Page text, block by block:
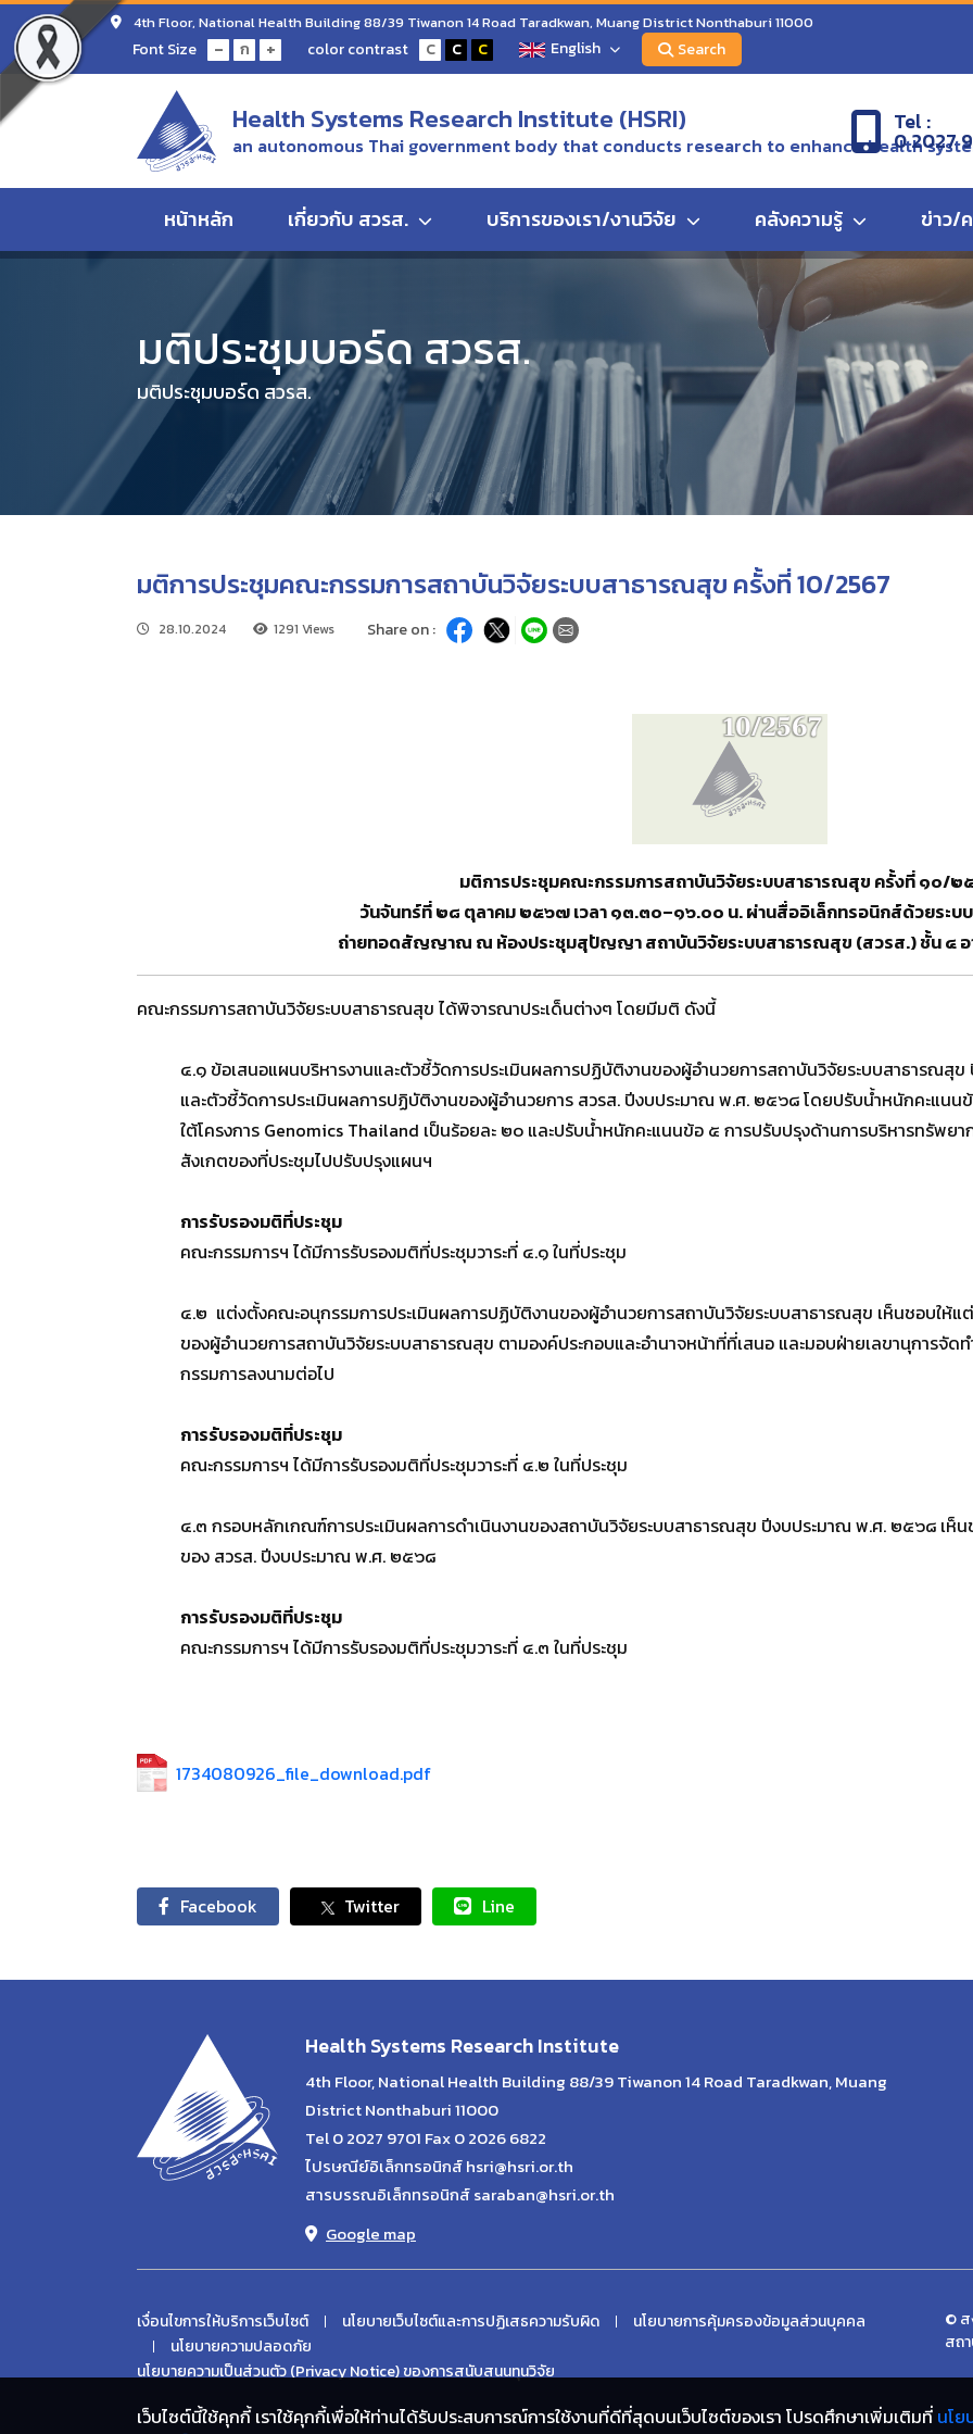
4th Floor, National Health Building 88/39 Tiwanon 14 Road Taradkwan, Muang District Nonthaburi 11000
Font Size - ก + color contrast C C C English Search
Health Systems Research Institute (HSRI)
an autonomous Thai government body that conducts research to enhance health
Tel :
0 2027
หน้าหลัก เกี่ยวกับ สวรส. บริการของเรา/งานวิจัย คลังความรู้ ข่าว/
มติประชุมบอร์ด สวรส.
มติประชุมบอร์ด สวรส.
มติการประชุมคณะกรรมการสถาบันวิจัยระบบสาธารณสุข ครั้งที่ 10/2567
28.10.2024 1291 Views Share on :
มติการประชุมคณะกรรมการสถาบันวิจัยระบบสาธารณสุข ครั้งที่ ๑๐/
วันจันทร์ที่ ๒๘ ตุลาคม ๒๕๖๗ เวลา ๑๓.๓๐–๑๖.๐๐ น. ผ่านสื่ออิเล็กทรอนิกส์ด้วยระบ
ถ่ายทอดสัญญาณ ณ ห้องประชุมสุปัญญา สถาบันวิจัยระบบสาธารณสุข (สวรส.) ชั้น ๔ อ
คณะกรรมการสถาบันวิจัยระบบสาธารณสุข ได้พิจารณาประเด็นต่างๆ โดยมีมติ ดังนี้
๔.๑ ข้อเสนอแผนบริหารงานและตัวชี้วัดการประเมินผลการปฏิบัติงานของผู้อำนวยการสถาบันวิจัยระบบสาธารณ
และตัวชี้วัดการประเมินผลการปฏิบัติงานของผู้อำนวยการ สวรส. ปีงบประมาณ พ.ศ. ๒๕๖๘ โดยปรับน้ำหนักคะแนน
ใต้โครงการ Genomics Thailand เป็นร้อยละ ๒๐ และปรับน้ำหนักคะแนนข้อ ๕ การปรับปรุงด้านการบริหารทรัพย
สังเกตของที่ประชุมไปปรับปรุงแผนฯ
การรับรองมติที่ประชุม
คณะกรรมการฯ ได้มีการรับรองมติที่ประชุมวาระที่ ๔.๑ ในที่ประชุม
๔.๒ แต่งตั้งคณะอนุกรรมการประเมินผลการปฏิบัติงานของผู้อำนวยการสถาบันวิจัยระบบสาธารณสุข เห็นชอบให้
ของผู้อำนวยการสถาบันวิจัยระบบสาธารณสุข ตามองค์ประกอบและอำนาจหน้าที่ที่เสนอ และมอบฝ่ายเลขานุการจัด
กรรมการลงนามต่อไป
การรับรองมติที่ประชุม
คณะกรรมการฯ ได้มีการรับรองมติที่ประชุมวาระที่ ๔.๒ ในที่ประชุม
๔.๓ กรอบหลักเกณฑ์การประเมินผลการดำเนินงานของสถาบันวิจัยระบบสาธารณสุข ปีงบประมาณ พ.ศ. ๒๕๖๘ เห็
ของ สวรส. ปีงบประมาณ พ.ศ. ๒๕๖๘
การรับรองมติที่ประชุม
คณะกรรมการฯ ได้มีการรับรองมติที่ประชุมวาระที่ ๔.๓ ในที่ประชุม
1734080926_file_download.pdf
Facebook Twitter Line
Health Systems Research Institute
4th Floor, National Health Building 88/39 Tiwanon 14 Road Taradkwan, Muang
District Nonthaburi 11000
Tel 0 2027 9701 Fax 0 2026 6822
ไปรษณีย์อิเล็กทรอนิกส์ hsri@hsri.or.th
สารบรรณอิเล็กทรอนิกส์ saraban@hsri.or.th
Google map
เงื่อนไขการให้บริการเว็บไซต์ นโยบายเว็บไซต์และการปฏิเสธความรับผิด
นโยบายการคุ้มครองข้อมูลส่วนบุคคล
นโยบายความปลอดภัย
นโยบายความเป็นส่วนตัว (Privacy Notice) ของการสนับสนนทุนวิจัย
© ส
สถ
เว็บไซต์นี้ใช้คุกกี้ เราใช้คุกกี้เพื่อให้ท่านได้รับประสบการณ์การใช้งานที่ดีที่สุดบนเว็บไซต์ของเรา โปรดศึกษาเพิ่มเติมที่ นโย